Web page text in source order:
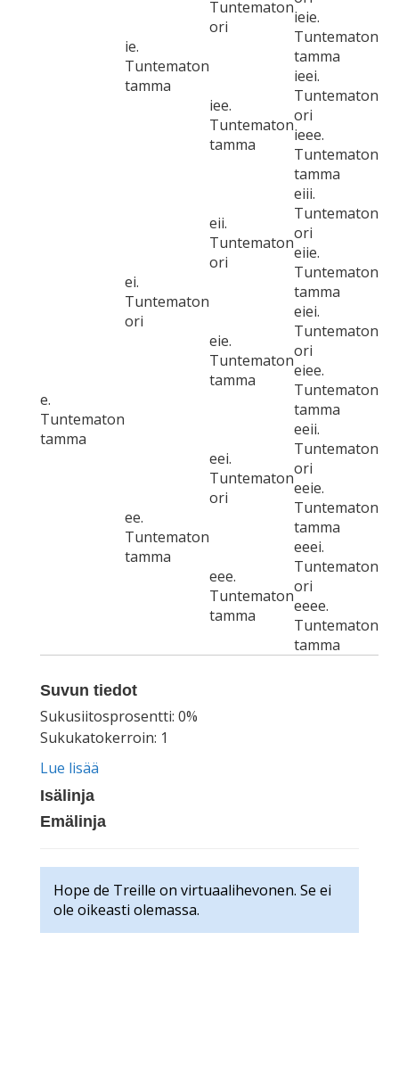
ie.
Tuntematon
tamma
Tuntematon
ori
ieie.
Tuntematon
tamma
iee.
Tuntematon
tamma
ieei.
Tuntematon
ori
ieee.
Tuntematon
tamma
e.
Tuntematon
tamma
ei.
Tuntematon
ori
eii.
Tuntematon
ori
eiii.
Tuntematon
ori
eiie.
Tuntematon
tamma
eie.
Tuntematon
tamma
eiei.
Tuntematon
ori
eiee.
Tuntematon
tamma
ee.
Tuntematon
tamma
eei.
Tuntematon
ori
eeii.
Tuntematon
ori
eeie.
Tuntematon
tamma
eee.
Tuntematon
tamma
eeei.
Tuntematon
ori
eeee.
Tuntematon
tamma
Suvun tiedot
Sukusiitosprosentti: 0%
Sukukatokerroin: 1
Lue lisää
Isälinja
Emälinja
Hope de Treille on virtuaalihevonen. Se ei
ole oikeasti olemassa.